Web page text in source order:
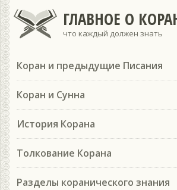
ГЛАВНОЕ О
что каждый должен знать
Коран и предыдущие Писания
Коран и Сунна
История Корана
Толкование Корана
Разделы коранического знания